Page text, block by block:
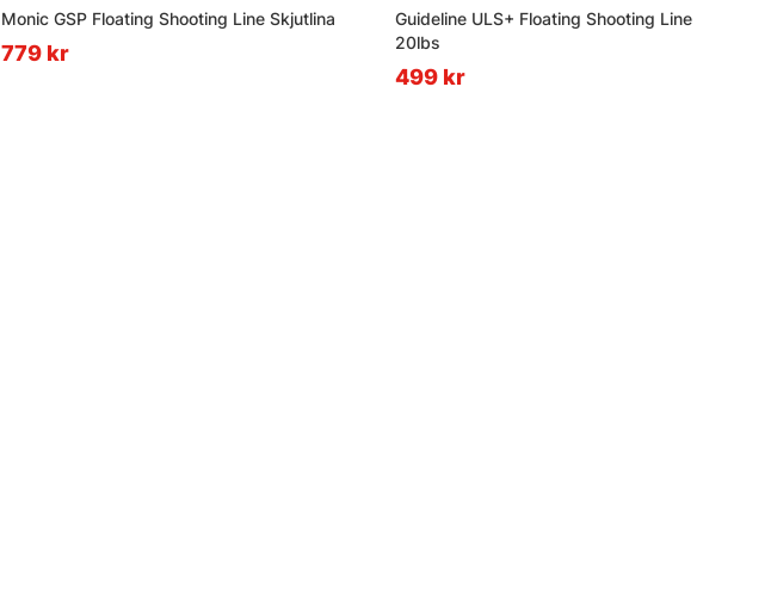
Monic GSP Floating Shooting Line Skjutlina
779 kr
Guideline ULS+ Floating Shooting Line
20lbs
499 kr